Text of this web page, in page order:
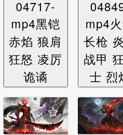
04717-
mp4黑铠
赤焰 狼肩
狂怒 凌厉
诡谲
mp4
长枪
战甲
士 烈